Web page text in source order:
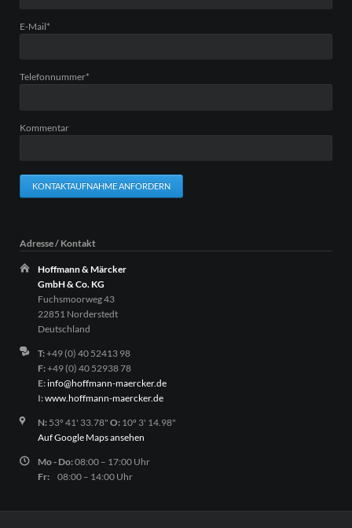
Pflichtfeld
E-Mail*
Pflichtfeld
Telefonnummer*
Kommentar
KONTAKTAUFNAHME ANFORDERN
Adresse / Kontakt
Hoffmann & Märcker
GmbH & Co. KG
Fuchsmoorweg 43
22851 Norderstedt
Deutschland
T:+49 (0) 40 52413 98
F:+49 (0) 40 52938 78
E:info@hoffmann-maercker.de
I:www.hoffmann-maercker.de
N:53º 41' 33.78" O:10º 3' 14.98"
Auf Google Maps ansehen
Mo - Do:08:00 – 17:00 Uhr
Fr: 08:00 – 14:00 Uhr